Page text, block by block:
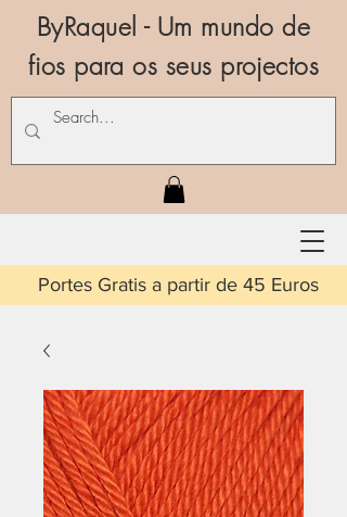
ByRaquel - Um mundo de
fios para os seus projectos
a partir de 45 Euros